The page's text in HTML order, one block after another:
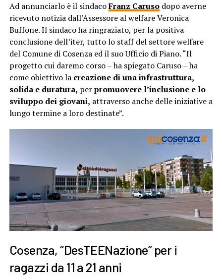
Ad annunciarlo è il sindacoFranz Carusodopo averne
ricevuto notizia dall’Assessore al welfare Veronica
Buffone. Il sindaco ha ringraziato, per la positiva
conclusione dell’iter, tutto lo staff del settore welfare
del Comune di Cosenza ed il suo Ufficio di Piano. “Il
progetto cui daremo corso – ha spiegato Caruso – ha
come obiettivo la creazione di una infrastruttura,
solida e duratura, perpromuovere l’inclusione e lo
sviluppo dei giovani, attraverso anche delle iniziative a
lungo termine a loro destinate”.
Cosenza, “DesTEENazione” per i
ragazzi da 11 a 21 anni